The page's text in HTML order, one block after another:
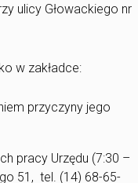
ulicy Głowackiego nr
w zakładce:
przyczyny jego
pracy Urzędu (7:30 –
51, tel. (14) 68-65-